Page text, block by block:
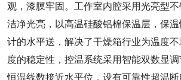
观，漆膜牢固。工作室内腔采用光亮型
洁净光亮，以高温硅酸铝棉保温层，保
计的水平送，解决了干燥箱行业为温度
度的稳定性，控温系统采用智能双数显调
恒温线数接近水平位，设有可靠性超温断